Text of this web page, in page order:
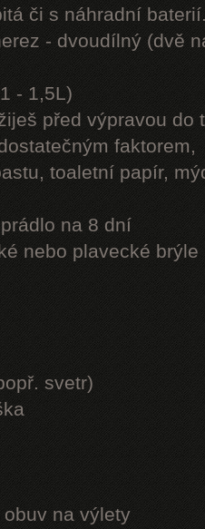
či s náhradní
- dvoudílný (dvě
- 1,5L)
před výpravou do
faktorem,
toaletní papír,
na 8 dní
nebo plavecké brýle
svetr)
na výlety